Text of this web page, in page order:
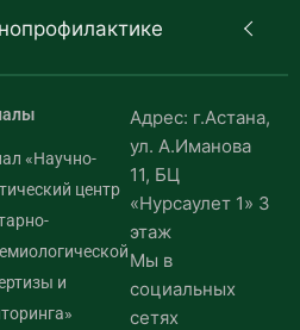
«Научно-
центр
и
Адрес: г.Астана,
ул. А.Иманова
11, БЦ
«Нурсаулет 1» 3
этаж
Мы в
социальных
сетях